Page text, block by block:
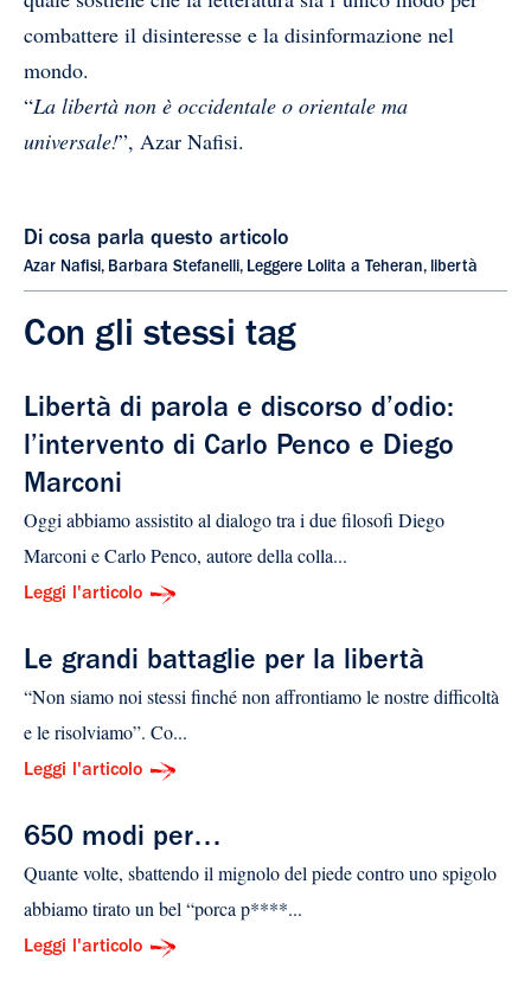
combattere il disinteresse e la disinformazione nel
mondo.
“La libertà non è occidentale o orientale ma
universale!”, Azar Nafisi.
Di cosa parla questo articolo
Azar Nafisi, Barbara Stefanelli, Leggere Lolita a Teheran, libertà
Con gli stessi tag
Libertà di parola e discorso d’odio:
l’intervento di Carlo Penco e Diego
Marconi
Oggi abbiamo assistito al dialogo tra i due filosofi Diego
Marconi e Carlo Penco, autore della colla...
Leggi l'articolo
Le grandi battaglie per la libertà
“Non siamo noi stessi finché non affrontiamo le nostre difficoltà
e le risolviamo”. Co...
Leggi l'articolo
650 modi per…
Quante volte, sbattendo il mignolo del piede contro uno spigolo
abbiamo tirato un bel “porca p****...
Leggi l'articolo